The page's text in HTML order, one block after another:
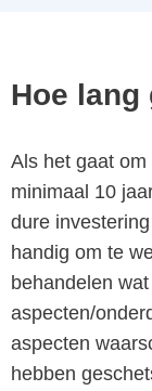
Hoe lang
Als het gaat
minimaal 10
dure
handig om te
behandelen
aspecten/
aspecten
hebben